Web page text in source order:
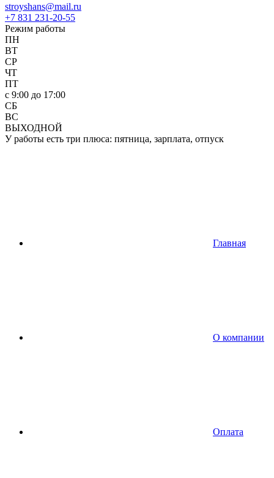
stroyshans@mail.ru
+7 831 231-20-55
Режим работы
ПН
ВТ
СР
ЧТ
ПТ
c 9:00 до 17:00
СБ
ВС
ВЫХОДНОЙ
У работы есть три плюса: пятница, зарплата, отпуск
Главная
О компании
Оплата